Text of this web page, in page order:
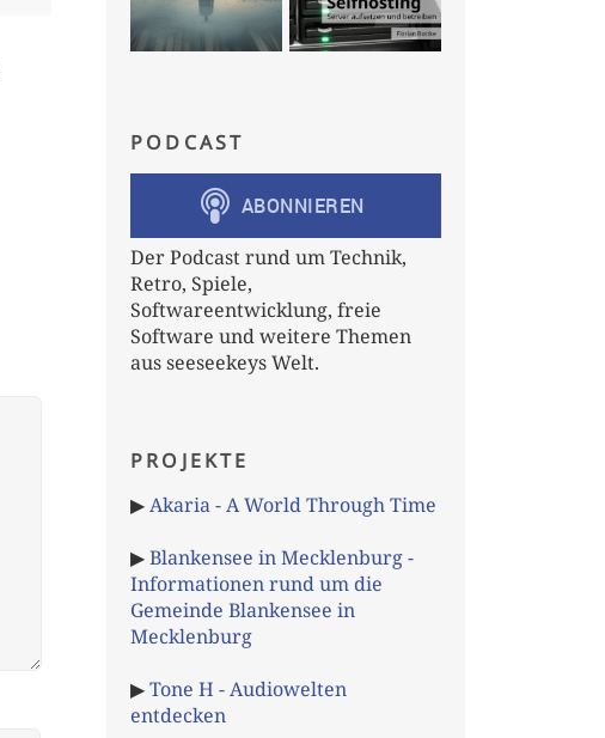
PODCAST
Der Podcast rund um Technik,
Retro, Spiele,
Softwareentwicklung, freie
Software und weitere Themen
aus seeseekeys Welt.
PROJEKTE
▶Akaria - A World Through Time
▶Blankensee in Mecklenburg -
Informationen rund um die
Gemeinde Blankensee in
Mecklenburg
▶Tone H - Audiowelten
entdecken